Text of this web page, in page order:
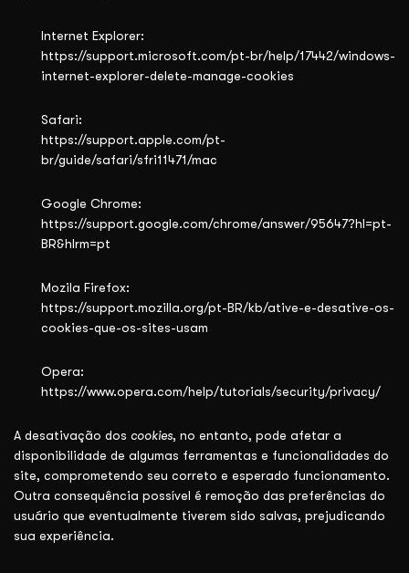
Internet Explorer:
https://support.microsoft.com/pt-br/help/17442/windows-
internet-explorer-delete-manage-cookies
Safari:
https://support.apple.com/pt-
br/guide/safari/sfri11471/mac
Google Chrome:
https://support.google.com/chrome/answer/95647?hl=pt-
BR&hlrm=pt
Mozila Firefox:
https://support.mozilla.org/pt-BR/kb/ative-e-desative-os-
cookies-que-os-sites-usam
Opera:
https://www.opera.com/help/tutorials/security/privacy/
A desativação dos cookies, no entanto, pode afetar a
disponibilidade de algumas ferramentas e funcionalidades do
site, comprometendo seu correto e esperado funcionamento.
Outra consequência possível é remoção das preferências do
usuário que eventualmente tiverem sido salvas, prejudicando
sua experiência.